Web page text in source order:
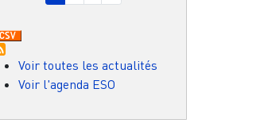
Voir toutes les actualités
Voir l'agenda ESO